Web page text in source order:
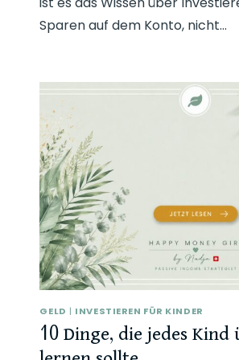
Sparen auf dem Konto, nicht…
GELD | INVESTIEREN FÜR KINDER
10 Dinge, die jedes Kind